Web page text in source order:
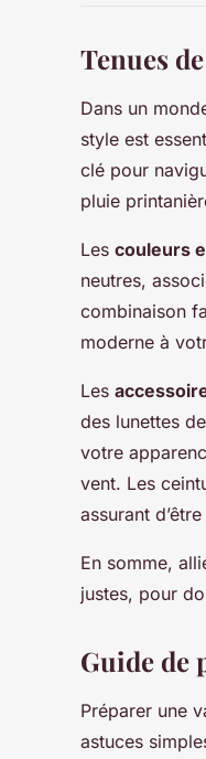
Tenues
Dans un
style est
clé pour
pluie
Les couleurs
neutres,
combinaison
moderne à
Les
des lunettes
votre
vent. Les
assurant
En somme,
justes, pour
Guide de
Préparer une
astuces